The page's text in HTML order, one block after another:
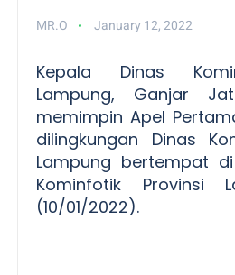
MR.O January 12, 2022
Kepala Dinas
Lampung, Ganjar
memimpin Apel
dilingkungan Dinas
Lampung bertempat
Kominfotik Provinsi
(10/01/2022).